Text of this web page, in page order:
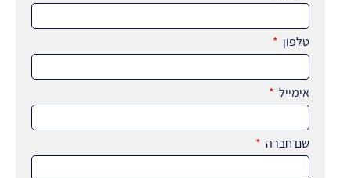
טלפון
אימייל
שם חברה